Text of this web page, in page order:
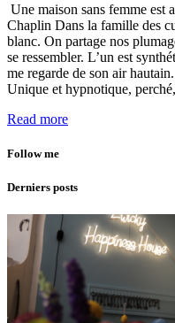
Une maison sans femme est
Chaplin Dans la famille des
blanc. On partage nos
se ressembler. L’un est
me regarde de son air
Unique et hypnotique,
Read more
Follow me
Derniers posts